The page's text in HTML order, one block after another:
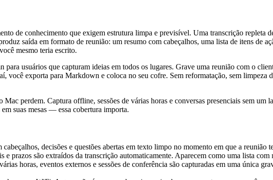
de conhecimento que exigem estrutura limpa e previsível. Uma transcrição repleta
saída em formato de reunião: um resumo com cabeçalhos, uma lista de itens de
mesmo teria escrito.
usuários que capturam ideias em todos os lugares. Grave uma reunião com o
você exporta para Markdown e coloca no seu cofre. Sem reformatação, sem limpeza
perdem. Captura offline, sessões de várias horas e conversas presenciais sem um
suas mesas — essa cobertura importa.
cabeçalhos, decisões e questões abertas em texto limpo no momento em que a
e prazos são extraídos da transcrição automaticamente. Aparecem como uma lista
horas, eventos externos e sessões de conferência são capturadas em uma única